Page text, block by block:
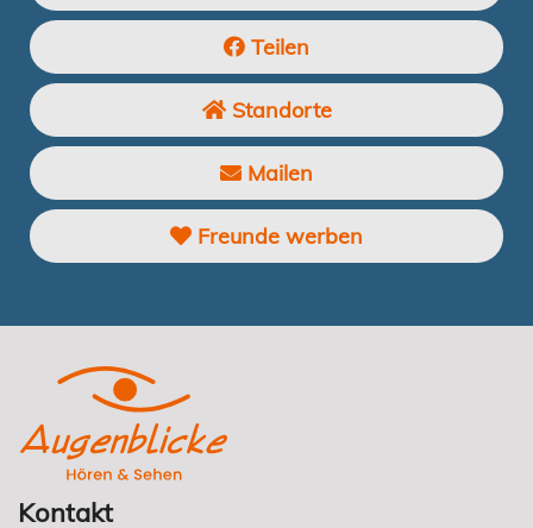
Teilen
Standorte
Mailen
Freunde werben
Kontakt